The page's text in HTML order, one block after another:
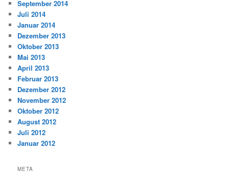
September 2014
Juli 2014
Januar 2014
Dezember 2013
Oktober 2013
Mai 2013
April 2013
Februar 2013
Dezember 2012
November 2012
Oktober 2012
August 2012
Juli 2012
Januar 2012
META